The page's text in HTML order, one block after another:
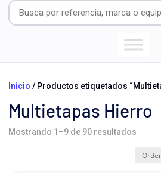
Inicio / Productos etiquetados
Multietapas Hierro
Mostrando 1–9 de 90 resultados